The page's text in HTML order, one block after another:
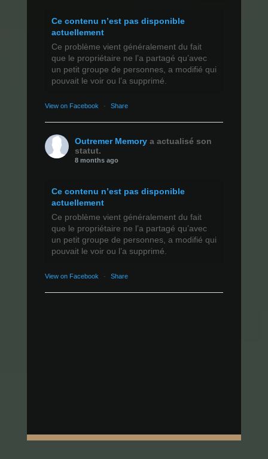
Ce contenu n’est pas disponible
actuellement
Ce problème vient généralement du fait
que le propriétaire ne l’a partagé qu’avec
un petit groupe de personnes, a modifié qui
pouvait le voir ou l’a supprimé.
View on Facebook · Share
Outremer Memory a actualisé son
statut.
8 months ago
Ce contenu n’est pas disponible
actuellement
Ce problème vient généralement du fait
que le propriétaire ne l’a partagé qu’avec
un petit groupe de personnes, a modifié qui
pouvait le voir ou l’a supprimé.
View on Facebook · Share